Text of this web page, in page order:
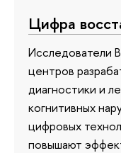
Цифра
Исследователи
центров
диагностики и
когнитивных
цифровых
повышают